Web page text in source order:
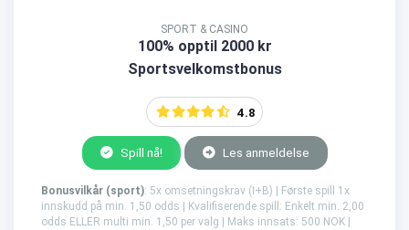
SPORT & CASINO
100% opptil 2000 kr
Sportsvelkomstbonus
4.8
Spill nå! Les anmeldelse
Bonusvilkår (sport): 5x omsetningskrav (I+B) | Første spill 1x
innskudd på min. 1,50 odds | Kvalifiserende spill: Enkelt min. 2,00
odds ELLER multi min. 1,50 per valg | Maks innsats: 500 NOK |